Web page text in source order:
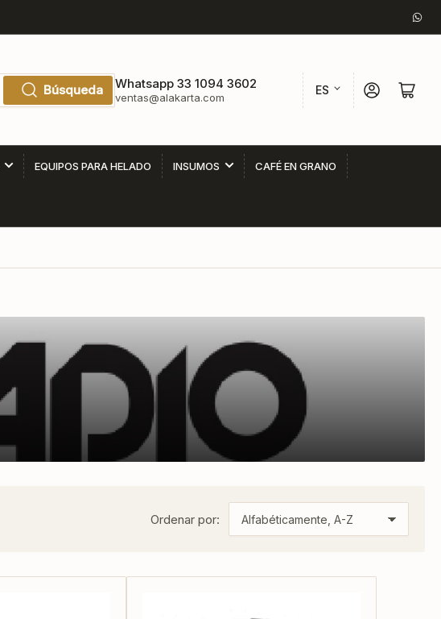
Búsqueda Whatsapp 33 1094 3602
ventas@alakarta.com
I
o
ES Iniciar sesiónAbrir cesta
EQUIPOS PARA HELADO INSUMOS CAFÉ EN GRANO
Ordenar por: